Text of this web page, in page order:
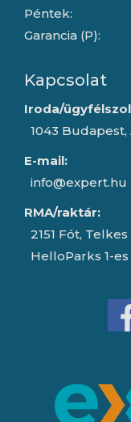
Péntek:
Garancia (P):
Kapcsolat
Iroda/
1043 Budapest,
E-mail:
info@expert.hu
RMA/raktár:
2151 Fót,
HelloParks 1-